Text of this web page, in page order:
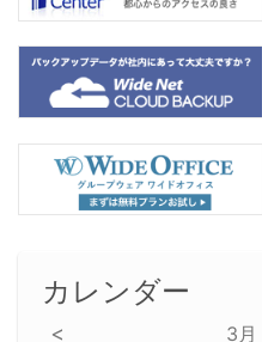
カレンダー
< 3